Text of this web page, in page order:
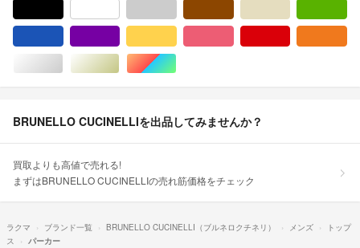
シルバー/銀色系ゴールド/金色系マルチカラー
BRUNELLO CUCINELLIを出品してみませんか？
買取よりも高値で売れる!
まずはBRUNELLO CUCINELLIの売れ筋価格をチェック
ラクマ ブランド一覧 BRUNELLO CUCINELLI（ブルネロクチネリ） メンズ
トップ
ス
パーカー